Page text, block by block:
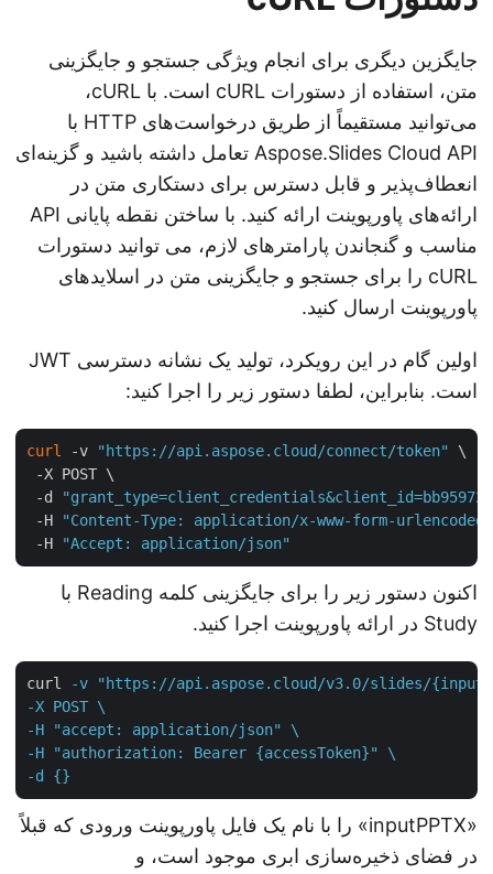
جایگزین دیگری برای انجام ویژگی جستجو و جایگزینی
متن، استفاده از دستورات cURL است. با cURL،
می‌توانید مستقیماً از طریق درخواست‌های HTTP با
Aspose.Slides Cloud API تعامل داشته باشید و گزینه‌ای
انعطاف‌پذیر و قابل دسترس برای دستکاری متن در
ارائه‌های پاورپوینت ارائه کنید. با ساختن نقطه پایانی API
مناسب و گنجاندن پارامترهای لازم، می توانید دستورات
cURL را برای جستجو و جایگزینی متن در اسلایدهای
پاورپوینت ارسال کنید.
اولین گام در این رویکرد، تولید یک نشانه دسترسی JWT
است. بنابراین، لطفا دستور زیر را اجرا کنید:
curl -v "https://api.aspose.cloud/connect/token" \
-X POST \
-d
-H "Content-Type: application/x-www-form-
-H "Accept: application/json"
اکنون دستور زیر را برای جایگزینی کلمه Reading با
Study در ارائه پاورپوینت اجرا کنید.
curl
-v "https://api.aspose.cloud/v3.0/slides/
-X POST \
-H "accept: application/json" \
-H "authorization: Bearer {accessToken}" \
-d {}
«inputPPTX» را با نام یک فایل پاورپوینت ورودی که قبلاً
در فضای ذخیره‌سازی ابری موجود است، و